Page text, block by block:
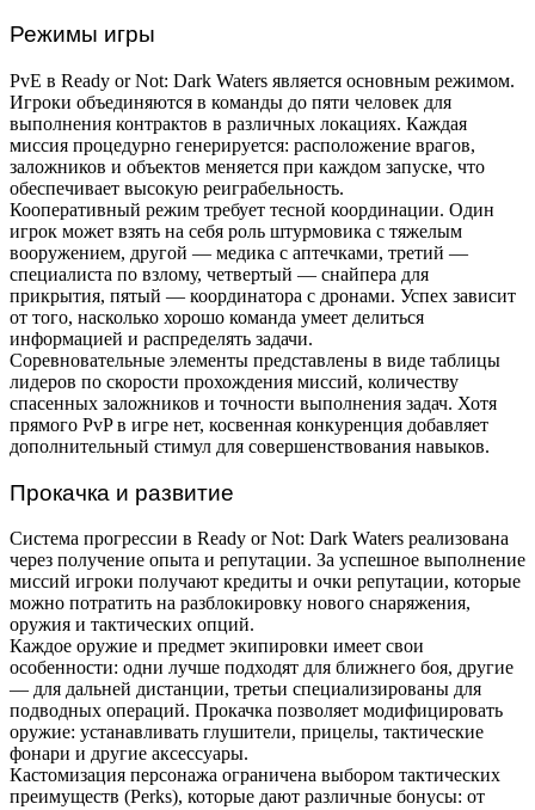
Режимы игры
PvE в Ready or Not: Dark Waters является основным режимом.
Игроки объединяются в команды до пяти человек для
выполнения контрактов в различных локациях. Каждая
миссия процедурно генерируется: расположение врагов,
заложников и объектов меняется при каждом запуске, что
обеспечивает высокую реиграбельность.
Кооперативный режим требует тесной координации. Один
игрок может взять на себя роль штурмовика с тяжелым
вооружением, другой — медика с аптечками, третий —
специалиста по взлому, четвертый — снайпера для
прикрытия, пятый — координатора с дронами. Успех зависит
от того, насколько хорошо команда умеет делиться
информацией и распределять задачи.
Соревновательные элементы представлены в виде таблицы
лидеров по скорости прохождения миссий, количеству
спасенных заложников и точности выполнения задач. Хотя
прямого PvP в игре нет, косвенная конкуренция добавляет
дополнительный стимул для совершенствования навыков.
Прокачка и развитие
Система прогрессии в Ready or Not: Dark Waters реализована
через получение опыта и репутации. За успешное выполнение
миссий игроки получают кредиты и очки репутации, которые
можно потратить на разблокировку нового снаряжения,
оружия и тактических опций.
Каждое оружие и предмет экипировки имеет свои
особенности: одни лучше подходят для ближнего боя, другие
— для дальней дистанции, третьи специализированы для
подводных операций. Прокачка позволяет модифицировать
оружие: устанавливать глушители, прицелы, тактические
фонари и другие аксессуары.
Кастомизация персонажа ограничена выбором тактических
преимуществ (Perks), которые дают различные бонусы: от